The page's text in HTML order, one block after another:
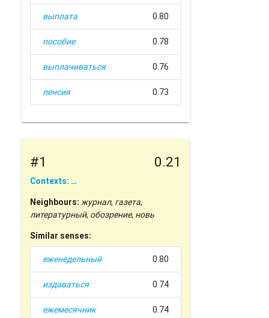
выплата 0.80
пособие 0.78
выплачиваться 0.76
пенсия 0.73
#1 0.21
Contexts: …
Neighbours: журнал, газета,
литературный, обозрение, новь
Similar senses:
еженедельный 0.80
издаваться 0.74
ежемесячник 0.74